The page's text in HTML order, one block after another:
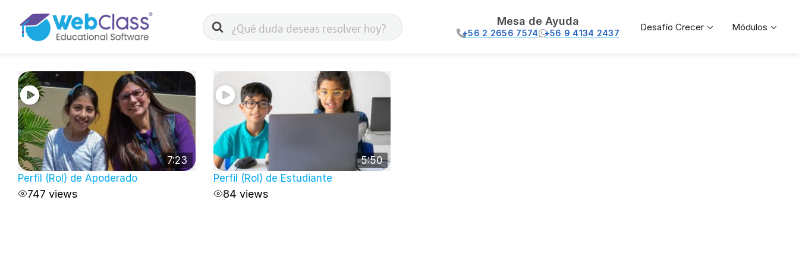
Buscar Mesa de Ayuda
+56 2 2656 7574 +56 9 4134 2437
Desafío Crecer Módulos
7:23
Perfil (Rol) de Apoderado
747 views
5:50
Perfil (Rol) de Estudiante
84 views